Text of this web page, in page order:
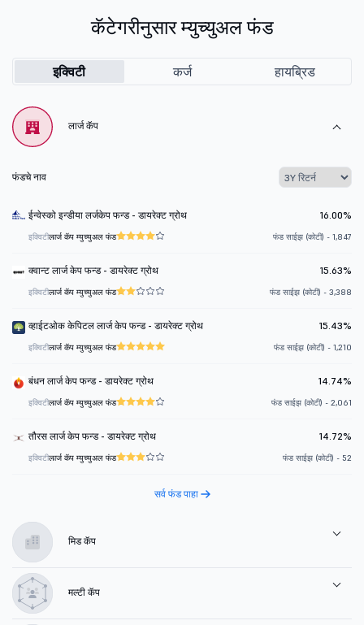
कॅटेगरीनुसार म्युच्युअल फंड
इक्विटी कर्ज हायब्रिड
लार्ज कॅप
फंडचे नाव
ईन्वेस्को इन्डीया लर्जकेप फन्ड - डायरेक्ट ग्रोथ 16.00%
इक्विटीलार्ज कॅप म्युच्युअल फंड फंड साईझ (कोटी) - 1,847
क्वान्ट लार्ज केप फन्ड - डायरेक्ट ग्रोथ 15.63%
इक्विटीलार्ज कॅप म्युच्युअल फंड फंड साईझ (कोटी) - 3,388
व्हाईटओक केपिटल लार्ज केप फन्ड - डायरेक्ट ग्रोथ 15.43%
इक्विटीलार्ज कॅप म्युच्युअल फंड फंड साईझ (कोटी) - 1,210
बंधन लार्ज केप फन्ड - डायरेक्ट ग्रोथ 14.74%
इक्विटीलार्ज कॅप म्युच्युअल फंड फंड साईझ (कोटी) - 2,061
तौरस लार्ज केप फन्ड - डायरेक्ट ग्रोथ 14.72%
इक्विटीलार्ज कॅप म्युच्युअल फंड फंड साईझ (कोटी) - 52
सर्व फंड पाहा
मिड कॅप
मल्टी कॅप